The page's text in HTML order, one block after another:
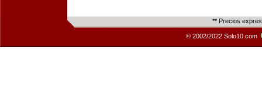
** Precios
© 2002/2022 Solo10.com